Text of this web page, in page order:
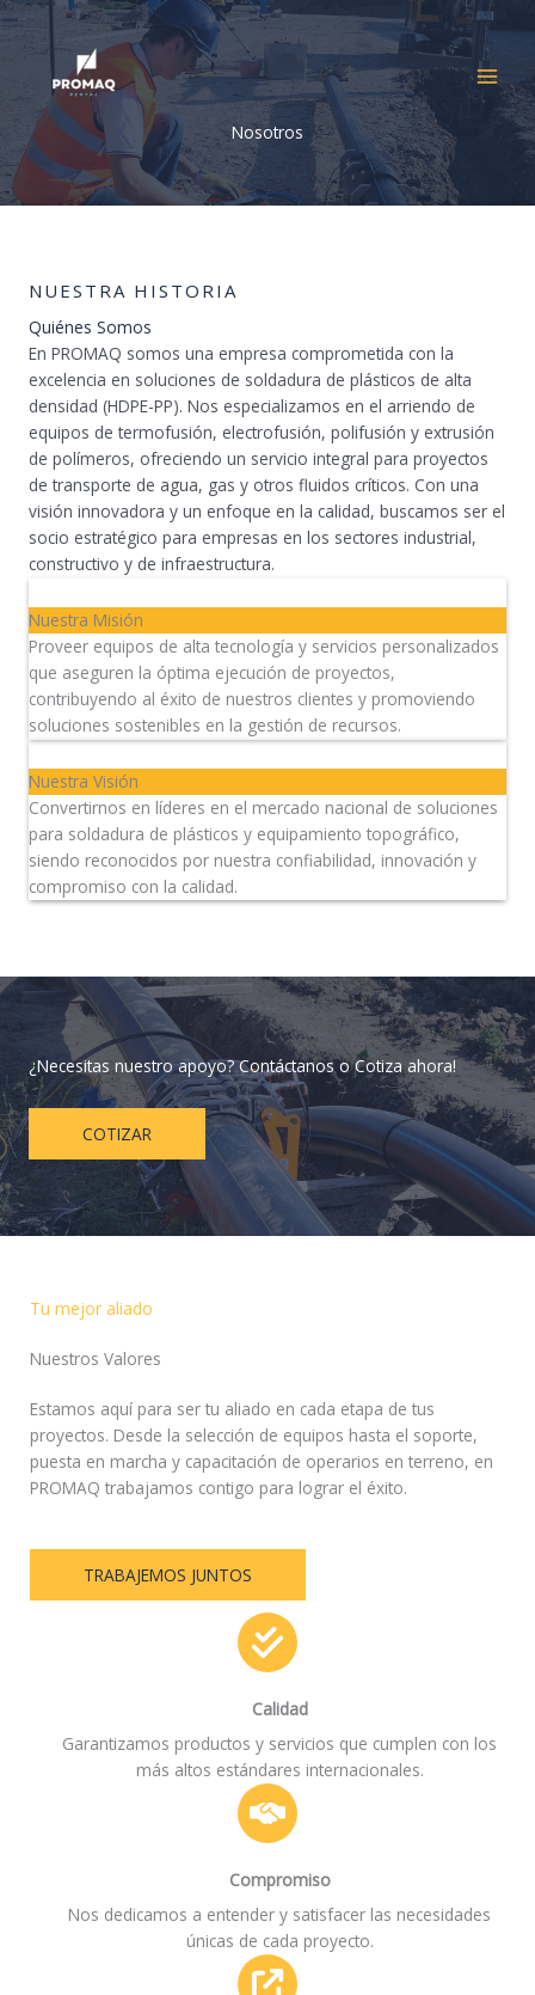
Ir
Nosotros
NUESTRA HISTORIA
Quiénes Somos
En PROMAQ somos una empresa comprometida con la
excelencia en soluciones de soldadura de plásticos de alta
densidad (HDPE-PP). Nos especializamos en el arriendo de
equipos de termofusión, electrofusión, polifusión y extrusión
de polímeros, ofreciendo un servicio integral para proyectos
de transporte de agua, gas y otros fluidos críticos. Con una
visión innovadora y un enfoque en la calidad, buscamos ser el
socio estratégico para empresas en los sectores industrial,
constructivo y de infraestructura.
Nuestra Misión
Proveer equipos de alta tecnología y servicios personalizados
que aseguren la óptima ejecución de proyectos,
contribuyendo al éxito de nuestros clientes y promoviendo
soluciones sostenibles en la gestión de recursos.
Nuestra Visión
Convertirnos en líderes en el mercado nacional de soluciones
para soldadura de plásticos y equipamiento topográfico,
siendo reconocidos por nuestra confiabilidad, innovación y
compromiso con la calidad.
¿Necesitas nuestro apoyo? Contáctanos o Cotiza ahora!
COTIZAR
Tu mejor aliado
Nuestros Valores
Estamos aquí para ser tu aliado en cada etapa de tus
proyectos. Desde la selección de equipos hasta el soporte,
puesta en marcha y capacitación de operarios en terreno, en
PROMAQ trabajamos contigo para lograr el éxito.
TRABAJEMOS JUNTOS
Calidad
Garantizamos productos y servicios que cumplen con los
más altos estándares internacionales.
Compromiso
Nos dedicamos a entender y satisfacer las necesidades
únicas de cada proyecto.